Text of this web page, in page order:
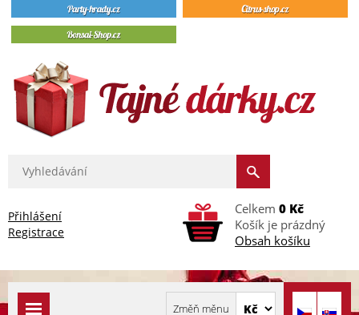
Přihlášení
Registrace
Celkem 0 Kč
Košík je prázdný
Obsah košíku